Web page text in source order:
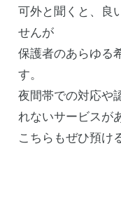
可外と聞くと、良
せんが
保護者のあらゆる
す。
夜間帯での対応や
れないサービスが
こちらもぜひ預